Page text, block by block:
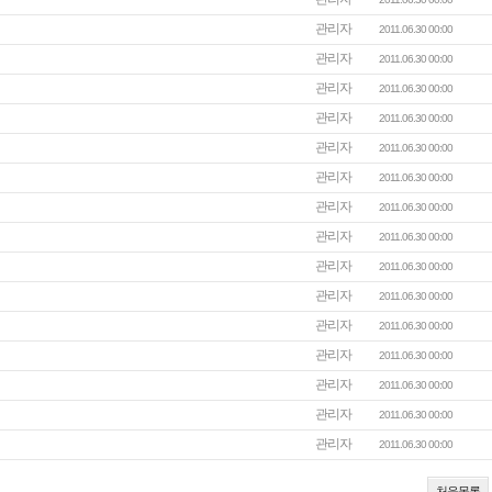
관리자 2011.06.30 00:00
관리자 2011.06.30 00:00
관리자 2011.06.30 00:00
관리자 2011.06.30 00:00
관리자 2011.06.30 00:00
관리자 2011.06.30 00:00
관리자 2011.06.30 00:00
관리자 2011.06.30 00:00
관리자 2011.06.30 00:00
관리자 2011.06.30 00:00
관리자 2011.06.30 00:00
관리자 2011.06.30 00:00
관리자 2011.06.30 00:00
관리자 2011.06.30 00:00
관리자 2011.06.30 00:00